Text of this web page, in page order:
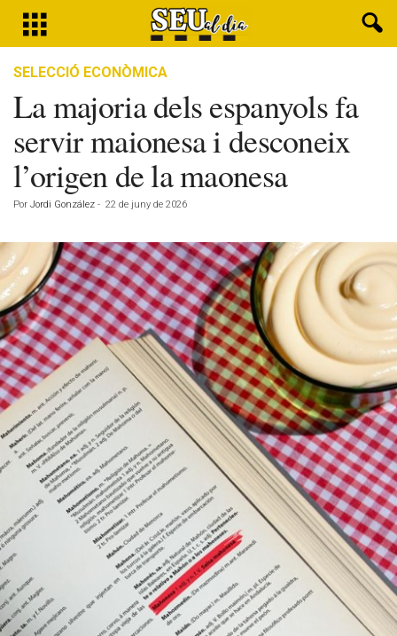
SELECCIÓ ECONÒMICA
La majoria dels espanyols fa
servir maionesa i desconeix
l’origen de la maonesa
Por Jordi González - 22 de juny de 2026